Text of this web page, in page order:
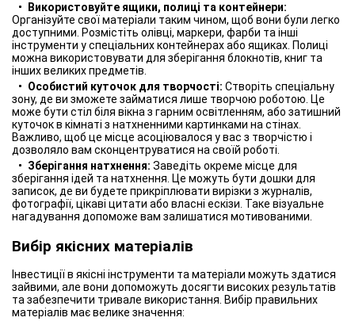
Використовуйте ящики, полиці та контейнери:
Організуйте свої матеріали таким чином, щоб вони були легко
доступними. Розмістіть олівці, маркери, фарби та інші
інструменти у спеціальних контейнерах або ящиках. Полиці
можна використовувати для зберігання блокнотів, книг та
інших великих предметів.
Особистий куточок для творчості: Створіть спеціальну
зону, де ви зможете займатися лише творчою роботою. Це
може бути стіл біля вікна з гарним освітленням, або затишний
куточок в кімнаті з натхненними картинками на стінах.
Важливо, щоб це місце асоціювалося у вас з творчістю і
дозволяло вам сконцентруватися на своїй роботі.
Зберігання натхнення: Заведіть окреме місце для
зберігання ідей та натхнення. Це можуть бути дошки для
записок, де ви будете прикріплювати вирізки з журналів,
фотографії, цікаві цитати або власні ескізи. Таке візуальне
нагадування допоможе вам залишатися мотивованими.
Вибір якісних матеріалів
Інвестиції в якісні інструменти та матеріали можуть здатися
зайвими, але вони допоможуть досягти високих результатів
та забезпечити тривале використання. Вибір правильних
матеріалів має велике значення: